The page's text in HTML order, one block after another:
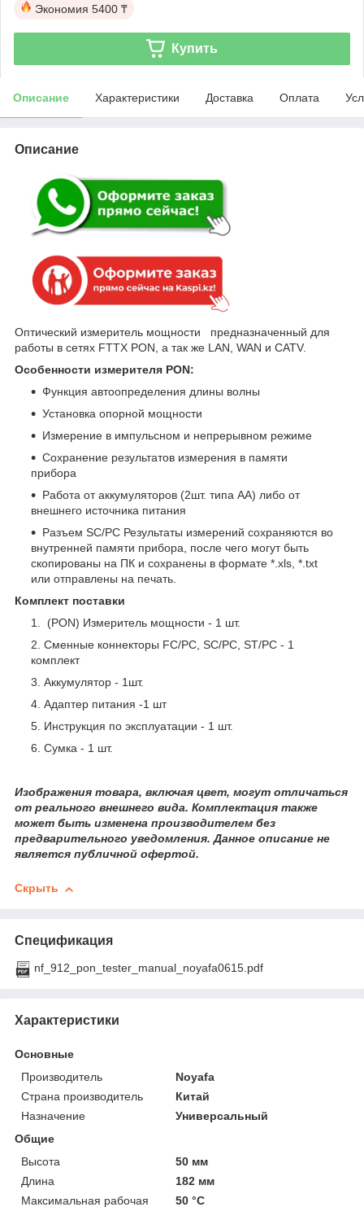
Экономия 5400 ₸
Купить
Описание Характеристики Доставка Оплата
Описание
Оптический измеритель мощности предназначенный для
работы в сетях FTTX PON, а так же LAN, WAN и CATV.
Особенности измерителя PON:
Функция автоопределения длины волны
Установка опорной мощности
Измерение в импульсном и непрерывном режиме
Сохранение результатов измерения в памяти
прибора
Работа от аккумуляторов (2шт. типа АА) либо от
внешнего источника питания
Разъем SC/PC Результаты измерений сохраняются во
внутренней памяти прибора, после чего могут быть
скопированы на ПК и сохранены в формате *.xls, *.txt
или отправлены на печать.
Комплект поставки
(PON) Измеритель мощности - 1 шт.
Сменные коннекторы FC/PC, SC/PC, ST/PC - 1
комплект
Аккумулятор - 1шт.
Адаптер питания -1 шт
Инструкция по эксплуатации - 1 шт.
Сумка - 1 шт.
Изображения товара, включая цвет, могут отличаться
от реального внешнего вида. Комплектация также
может быть изменена производителем без
предварительного уведомления. Данное описание не
является публичной офертой.
Скрыть
Спецификация
nf_912_pon_tester_manual_noyafa0615.pdf
Характеристики
Основные
Производитель
Noyafa
Страна производитель
Китай
Назначение
Универсальный
Общие
Высота
50 мм
Длина
182 мм
Максимальная рабочая
50 °С